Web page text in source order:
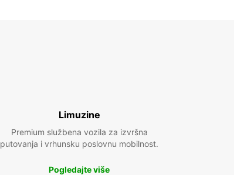
Limuzine
Premium službena vozila za izvršna
putovanja i vrhunsku poslovnu mobilnost.
Pogledajte više